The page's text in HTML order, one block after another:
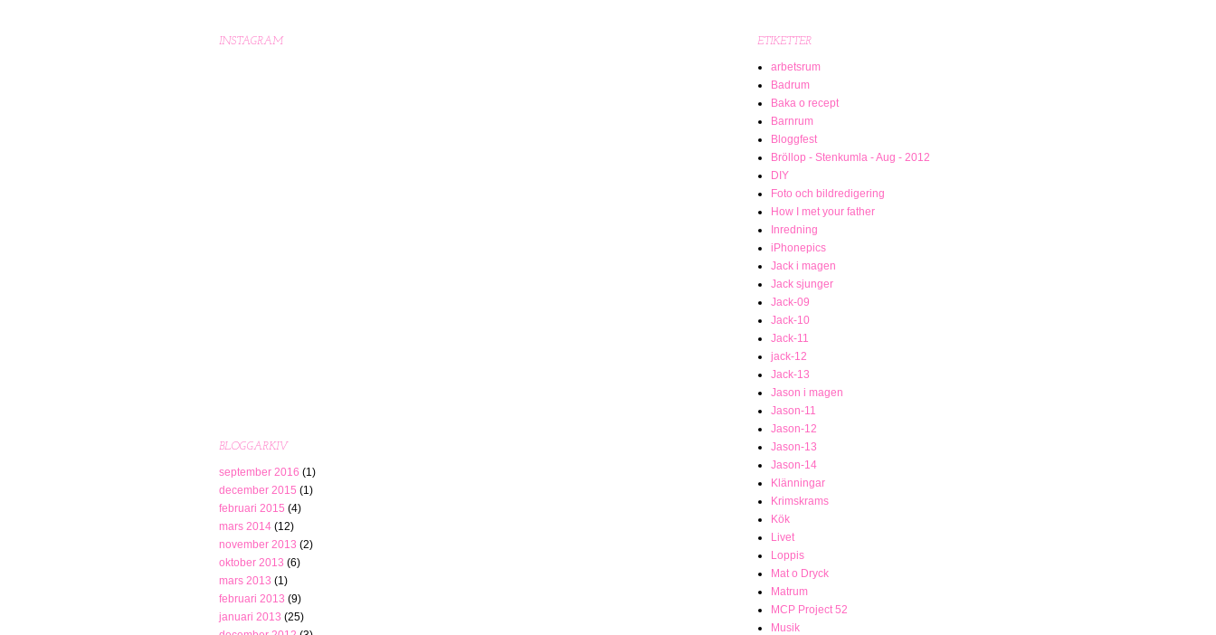
INSTAGRAM
BLOGGARKIV
september 2016 (1)
december 2015 (1)
februari 2015 (4)
mars 2014 (12)
november 2013 (2)
oktober 2013 (6)
mars 2013 (1)
februari 2013 (9)
januari 2013 (25)
ETIKETTER
arbetsrum
Badrum
Baka o recept
Barnrum
Bloggfest
Bröllop - Stenkumla - Aug - 2012
DIY
Foto och bildredigering
How I met your father
Inredning
iPhonepics
Jack i magen
Jack sjunger
Jack-09
Jack-10
Jack-11
jack-12
Jack-13
Jason i magen
Jason-11
Jason-12
Jason-13
Jason-14
Klänningar
Krimskrams
Kök
Livet
Loppis
Mat o Dryck
Matrum
MCP Project 52
Musik